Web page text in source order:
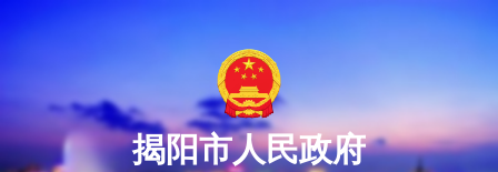
揭阳市人民政府